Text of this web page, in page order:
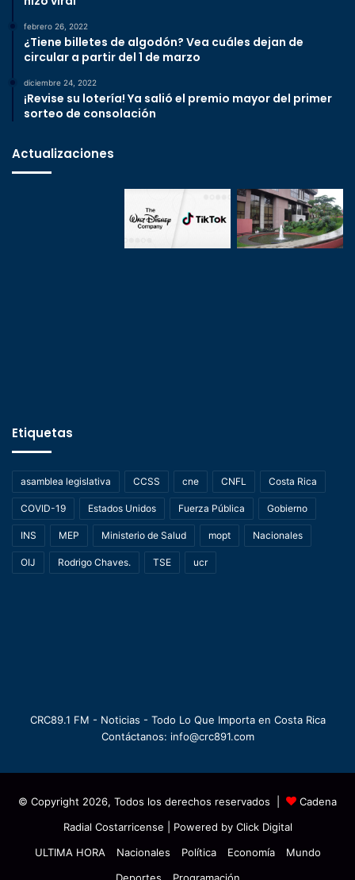
febrero 26, 2022
¿Tiene billetes de algodón? Vea cuáles dejan de
circular a partir del 1 de marzo
diciembre 24, 2022
¡Revise su lotería! Ya salió el premio mayor del primer
sorteo de consolación
Actualizaciones
Etiquetas
asamblea legislativa CCSS cne CNFL Costa Rica
COVID-19 Estados Unidos Fuerza Pública Gobierno
INS MEP Ministerio de Salud mopt Nacionales
OIJ Rodrigo Chaves. TSE ucr
CRC89.1 FM - Noticias - Todo Lo Que Importa en Costa Rica
Contáctanos: info@crc891.com
© Copyright 2026, Todos los derechos reservados |
Cadena
Radial Costarricense | Powered by Click Digital
ULTIMA HORA
Nacionales Política Economía
Mundo